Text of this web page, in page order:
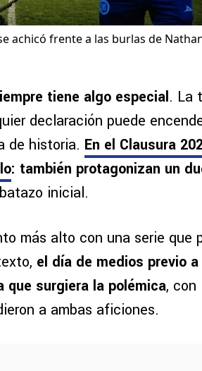
achicó frente a las burlas de
tiene algo especial. La
declaración puede
de historia. En el Clausura
: también protagonizan un
inicial.
más alto con una serie que
el día de medios previo
surgiera la polémica, con
a ambas aficiones.